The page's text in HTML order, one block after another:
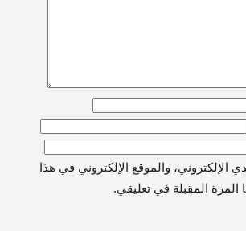
الإلكتروني، والموقع الإلكتروني في هذا
المرة المقبلة في تعليقي.